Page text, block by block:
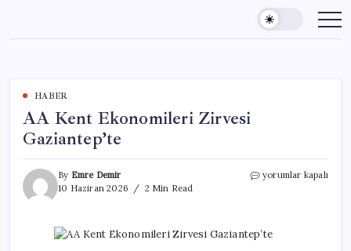
content
HABER
AA Kent Ekonomileri Zirvesi
Gaziantep’te
By Emre Demir
10 Haziran 2026
2 Min Read
AA
için
yorumlar kapalı